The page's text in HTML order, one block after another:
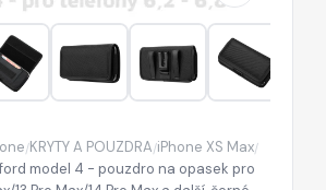
pouzdro
na
opasek
pro
12
/KRYTY A POUZDRA/iPhone XS Max/
model 4 - pouzdro na opasek pro